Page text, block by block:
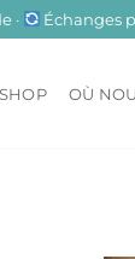
· Échanges
SHOP OÙ